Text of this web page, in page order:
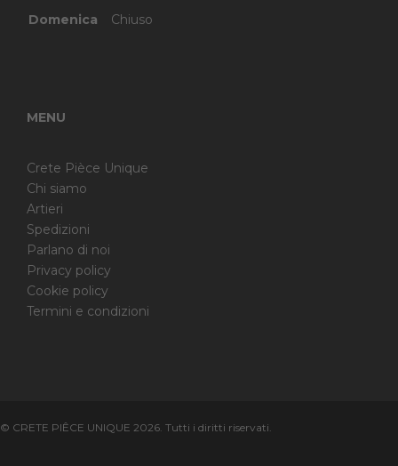
Domenica
Chiuso
MENU
Crete Pièce Unique
Chi siamo
Artieri
Spedizioni
Parlano di noi
Privacy policy
Cookie policy
Termini e condizioni
© CRETE PIÊCE UNIQUE 2026. Tutti i diritti riservati.